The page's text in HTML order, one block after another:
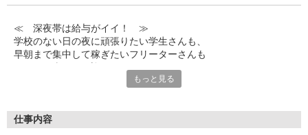
≪ 深夜帯は給与がイイ！ ≫
学校のない日の夜に頑張りたい学生さんも、
早朝まで集中して稼ぎたいフリーターさんも
オシャレを捨てる必要はありません！
もっと見る
仕事内容